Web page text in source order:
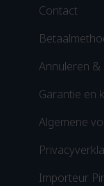
Contact
Annuleren
Garantie en
Algemene
Importeur